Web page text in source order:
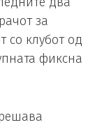
за
со клубот од
фиксна